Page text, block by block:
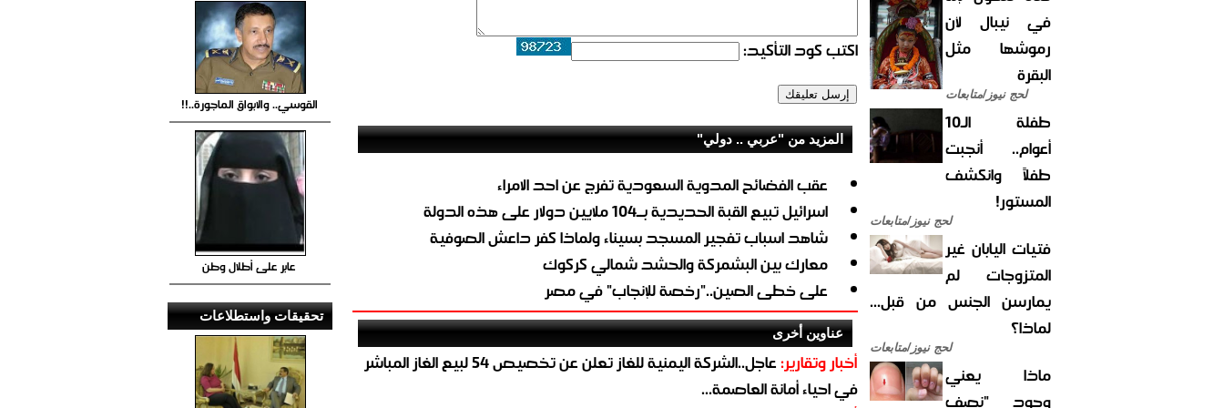
في نيبال لأن
رموشها مثل
البقرة
لحج نيوز/متابعات
طفلة الـ10
أعوام.. أنجبت
طفلاً وانكشف
المستور!
لحج نيوز/متابعات
فتيات اليابان غير
المتزوجات لم
يمارسن الجنس من قبل...
لماذا؟
لحج نيوز/متابعات
ماذا يعني
وجود "نصف
اكتب كود التأكيد:
المزيد من "عربي .. دولي"
عقب الفضائح المدوية السعودية تفرج عن احد الامراء
اسرائيل تبيع القبة الحديدية بــ104 ملايين دولار على هذه الدولة
شاهد اسباب تفجير المسجد بسيناء ولماذا كفر داعش الصوفية
معارك بين البشمركة والحشد شمالي كركوك
على خطى الصين.."رخصة للإنجاب" في مصر
عناوين أخرى
أخبار وتقارير:
عاجل..الشركة اليمنية للغاز تعلن عن تخصيص 54 لبيع الغاز المباشر
في احياء أمانة العاصمة...
القوسي.. والابواق الماجورة..!!
عابر على أطلال وطن
تحقيقات واستطلاعات